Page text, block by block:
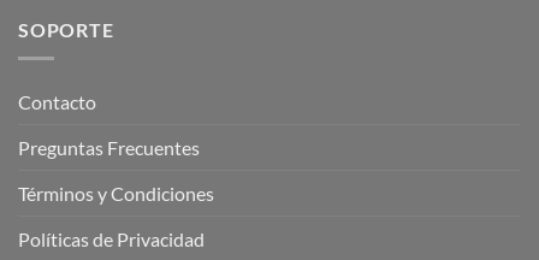
SOPORTE
Contacto
Preguntas Frecuentes
Términos y Condiciones
Políticas de Privacidad